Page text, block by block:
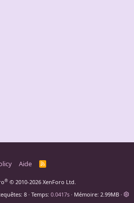
Aide
R
® © 2010-2026 XenForo Ltd.
8 Temps 0.0417s Mémoire 2.99MB